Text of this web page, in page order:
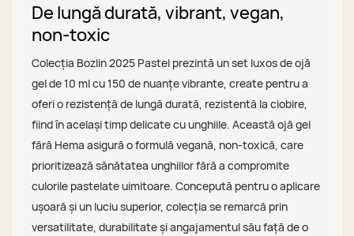
De lungă durată, vibrant, vegan,
non-toxic
Colecția Bozlin 2025 Pastel prezintă un set luxos de ojă
gel de 10 ml cu 150 de nuanțe vibrante, create pentru a
oferi o rezistență de lungă durată, rezistentă la ciobire,
fiind în același timp delicate cu unghiile. Această ojă gel
fără Hema asigură o formulă vegană, non-toxică, care
prioritizează sănătatea unghiilor fără a compromite
culorile pastelate uimitoare. Concepută pentru o aplicare
ușoară și un luciu superior, colecția se remarcă prin
versatilitate, durabilitate și angajamentul său față de o